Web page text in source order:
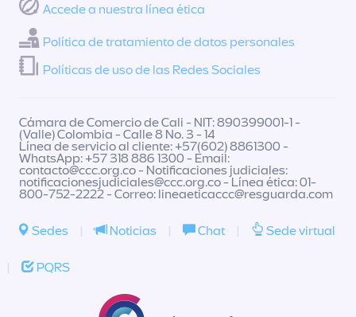
Accede a nuestra línea ética
Política de tratamiento de datos personales
Políticas de uso de las Redes Sociales
Cámara de Comercio de Cali - NIT: 890399001-1 -
(Valle) Colombia - Calle 8 No. 3 - 14
Línea de servicio al cliente: +57(602) 8861300 -
WhatsApp: +57 318 886 1300 - Email:
contacto@ccc.org.co- Notificaciones judiciales:
notificacionesjudiciales@ccc.org.co- Línea ética: 01-
800-752-2222 - Correo: lineaeticaccc@resguarda.com
Sedes | Noticias | Chat | Sede virtual
| PQRS